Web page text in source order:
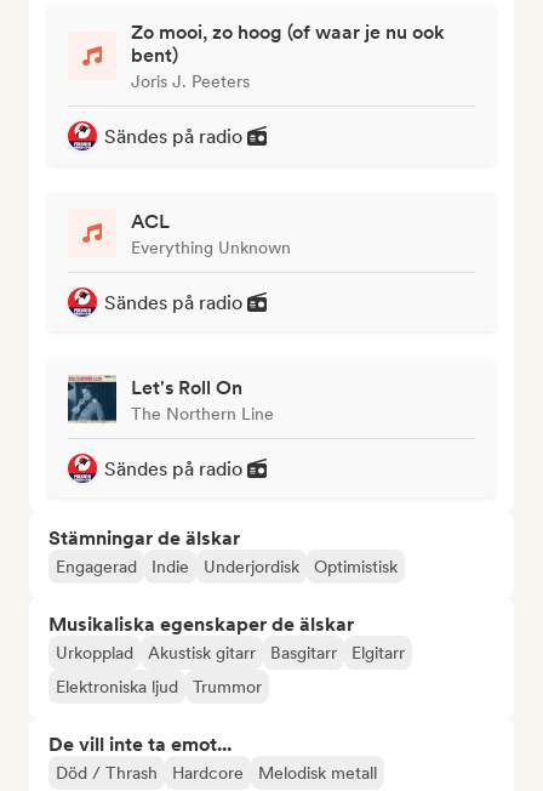
Zo mooi, zo hoog (of waar je nu ook
bent)
Joris J. Peeters
Sändes på radio
ACL
Everything Unknown
Sändes på radio
Let's Roll On
The Northern Line
Sändes på radio
Stämningar de älskar
Engagerad Indie Underjordisk Optimistisk
Musikaliska egenskaper de älskar
Urkopplad Akustisk gitarr Basgitarr
Elgitarr
Elektroniska ljud
Trummor
De vill inte ta emot...
Död / Thrash Hardcore Melodisk metall